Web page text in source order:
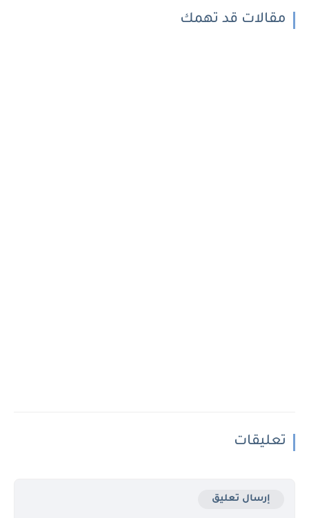
مقالات قد تهمك
تعليقات
إرسال تعليق